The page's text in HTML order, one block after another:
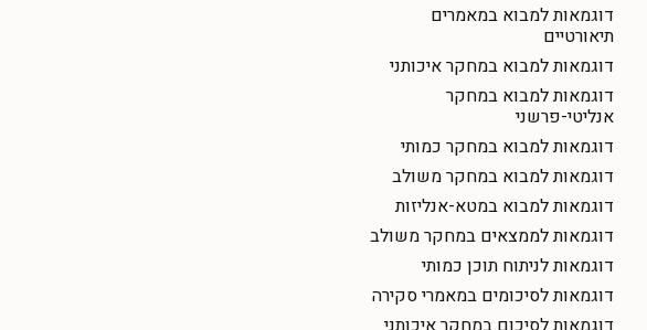
דוגמאות למבוא במאמרים
תיאורטיים
דוגמאות למבוא במחקר איכותני
דוגמאות למבוא במחקר
אנליטי-פרשני
דוגמאות למבוא במחקר כמותי
דוגמאות למבוא במחקר משולב
דוגמאות למבוא במטא-אנליזות
דוגמאות לממצאים במחקר משולב
דוגמאות לניתוח תוכן כמותי
דוגמאות לסיכומים במאמרי סקירה